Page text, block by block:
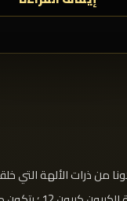
من ذرات الألهة التي